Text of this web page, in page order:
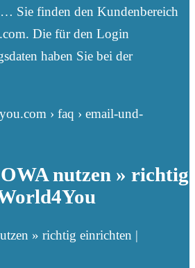
Sie finden den Kundenbereich
Die für den Login
haben Sie bei der
› faq › email-und-
nutzen » richtig
» richtig einrichten |